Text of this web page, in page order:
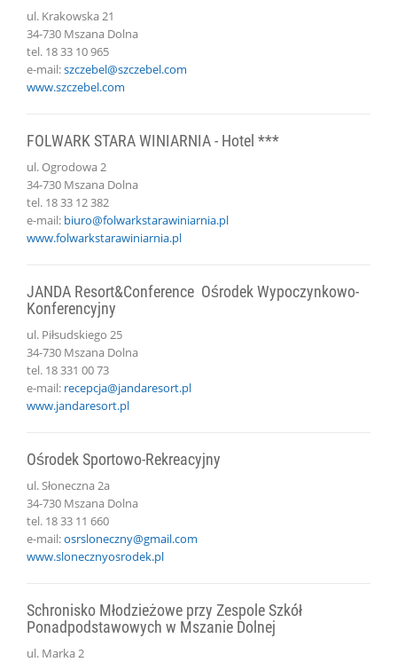
ul. Krakowska 21
34-730 Mszana Dolna
tel. 18 33 10 965
e-mail:szczebel@szczebel.com
www.szczebel.com
FOLWARK STARA WINIARNIA - Hotel ***
ul. Ogrodowa 2
34-730 Mszana Dolna
tel. 18 33 12 382
e-mail: biuro@folwarkstarawiniarnia.pl
www.folwarkstarawiniarnia.pl
JANDA Resort&Conference Ośrodek Wypoczynkowo-
Konferencyjny
ul. Piłsudskiego 25
34-730 Mszana Dolna
tel. 18 331 00 73
e-mail: recepcja@jandaresort.pl
www.jandaresort.pl
Ośrodek Sportowo-Rekreacyjny
ul. Słoneczna 2a
34-730 Mszana Dolna
tel. 18 33 11 660
e-mail:osrsloneczny@gmail.com
www.slonecznyosrodek.pl
Schronisko Młodzieżowe przy Zespole Szkół
Ponadpodstawowych w Mszanie Dolnej
ul. Marka 2